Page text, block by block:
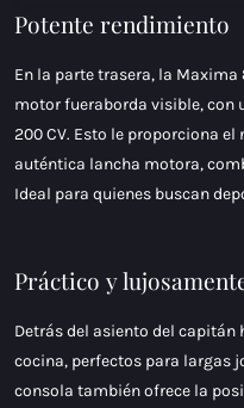
Potente rendimiento
En la parte trasera, la
motor fueraborda visible, con
200 CV. Esto le proporciona
auténtica lancha motora,
Ideal para quienes buscan
Práctico y
Detrás del asiento del
cocina, perfectos para largas
consola también ofrece la